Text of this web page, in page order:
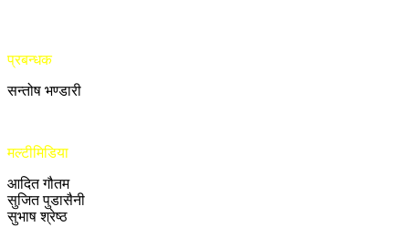
प्रबन्धक
सन्तोष भण्डारी
मल्टीमिडिया
आदित गौतम
सुजित पुडासैनी
सुभाष श्रेष्ठ